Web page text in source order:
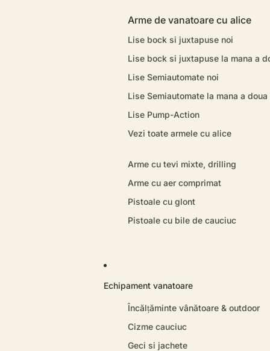
Arme de vanatoare cu alice
Lise bock si juxtapuse noi
Lise bock si juxtapuse la mana a
Lise Semiautomate noi
Lise Semiautomate la mana a doua
Lise Pump-Action
Vezi toate armele cu alice
Arme cu tevi mixte, drilling
Arme cu aer comprimat
Pistoale cu glont
Pistoale cu bile de cauciuc
Echipament vanatoare
Încălțăminte vânătoare & outdoor
Cizme cauciuc
Geci si jachete